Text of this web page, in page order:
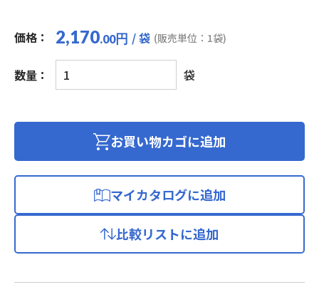
価格： 2,170.00円 / 袋 (販売単位：1袋)
数量：
リ
ボ
コ
袋
お買い物カゴに追加
マイカタログに追加
比較リストに追加